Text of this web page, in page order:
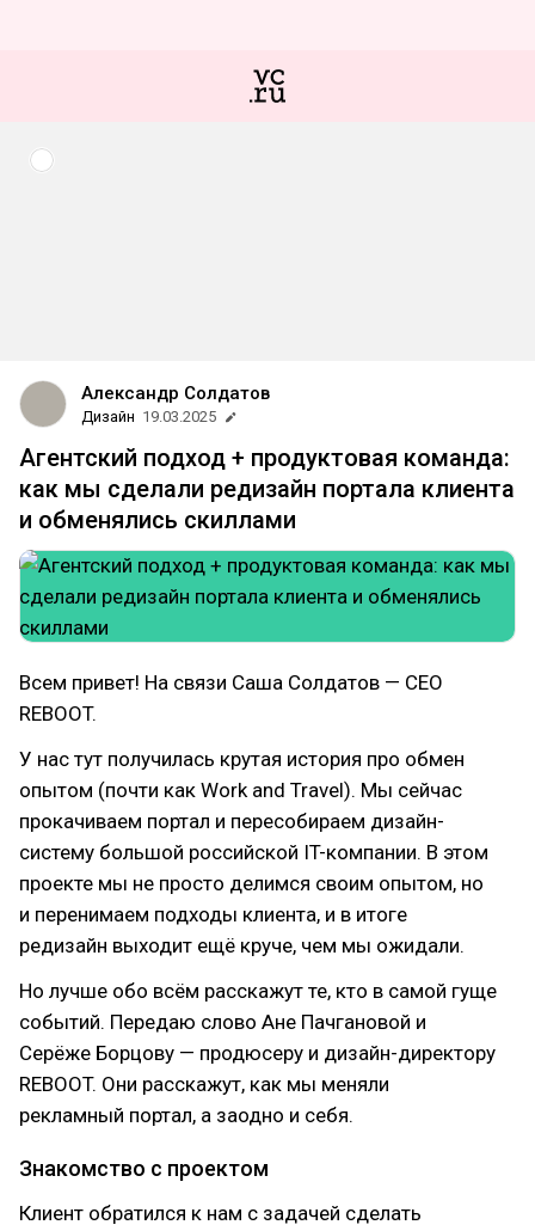
Александр Солдатов
Дизайн 19.03.2025
Агентский подход + продуктовая команда:
как мы сделали редизайн портала клиента
и обменялись скиллами
Всем привет! На связи Саша Солдатов — CEO
REBOOT.
У нас тут получилась крутая история про обмен
опытом (почти как Work and Travel). Мы сейчас
прокачиваем портал и пересобираем дизайн-
систему большой российской IT-компании. В этом
проекте мы не просто делимся своим опытом, но
и перенимаем подходы клиента, и в итоге
редизайн выходит ещё круче, чем мы ожидали.
Но лучше обо всём расскажут те, кто в самой гуще
событий. Передаю слово Ане Пачгановой и
Серёже Борцову — продюсеру и дизайн-директору
REBOOT. Они расскажут, как мы меняли
рекламный портал, а заодно и себя.
Знакомство с проектом
Клиент обратился к нам с задачей сделать